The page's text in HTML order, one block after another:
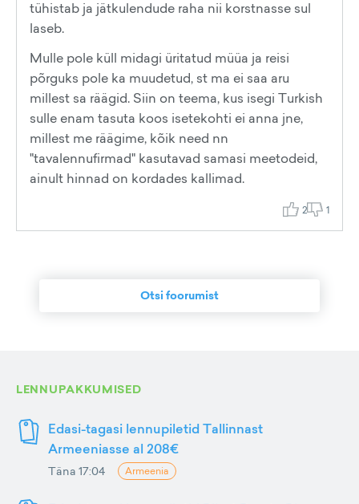
tühistab ja jätkulendude raha nii korstnasse sul
laseb.
Mulle pole küll midagi üritatud müüa ja reisi
põrguks pole ka muudetud, st ma ei saa aru
millest sa räägid. Siin on teema, kus isegi Turkish
sulle enam tasuta koos isetekohti ei anna jne,
millest me räägime, kõik need nn
"tavalennufirmad" kasutavad samasi meetodeid,
ainult hinnad on kordades kallimad.
2 1
Otsi foorumist
LENNUPAKKUMISED
Edasi-tagasi lennupiletid Tallinnast
Armeeniasse al 208€
Täna 17:04 Armeenia